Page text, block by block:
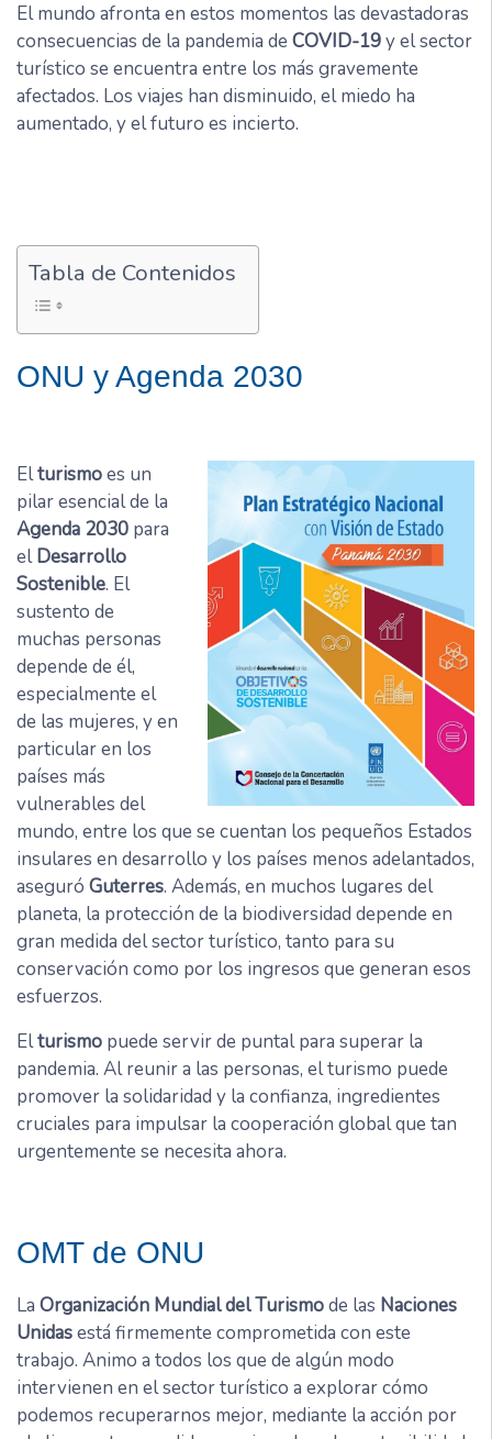
El mundo afronta en estos momentos las devastadoras
consecuencias de la pandemia de COVID-19y el sector
turístico se encuentra entre los más gravemente
afectados. Los viajes han disminuido, el miedo ha
aumentado, y el futuro es incierto.
Tabla de Contenidos
ONU y Agenda 2030
Elturismoes un
pilar esencial de la
Agenda 2030 para
elDesarrollo
Sostenible. El
sustento de
muchas personas
depende de él,
especialmente el
de las mujeres, y en
particular en los
países más
vulnerables del
mundo, entre los que se cuentan los pequeños Estados
insulares en desarrollo y los países menos adelantados,
aseguró Guterres. Además, en muchos lugares del
planeta, la protección de la biodiversidad depende en
gran medida del sector turístico, tanto para su
conservación como por los ingresos que generan esos
esfuerzos.
Elturismo puede servir de puntal para superar la
pandemia. Al reunir a las personas, el turismo puede
promover la solidaridad y la confianza, ingredientes
cruciales para impulsar la cooperación global que tan
urgentemente se necesita ahora.
OMT de ONU
La Organización Mundial del Turismode las Naciones
Unidasestá firmemente comprometida con este
trabajo. Animo a todos los que de algún modo
intervienen en el sector turístico a explorar cómo
podemos recuperarnos mejor, mediante la acción por